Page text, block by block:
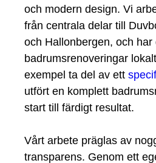
och modern design. Vi
från centrala delar till
och Hallonbergen, och
badrumsrenoveringar
exempel ta del av ett
utfört en komplett
start till färdigt resultat.
Vårt arbete präglas av
transparens. Genom ett